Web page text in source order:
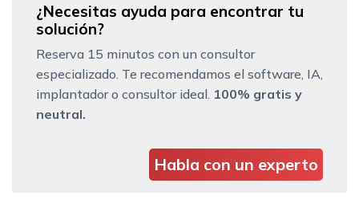
¿Necesitas ayuda para encontrar tu
solución?
Reserva 15 minutos con un consultor
especializado. Te recomendamos el software, IA,
implantador o consultor ideal. 100% gratis y
neutral.
Habla con un experto